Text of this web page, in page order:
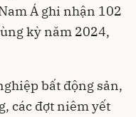
Á ghi nhận 102
kỳ năm 2024,
bất động sản,
các đợt niêm yết